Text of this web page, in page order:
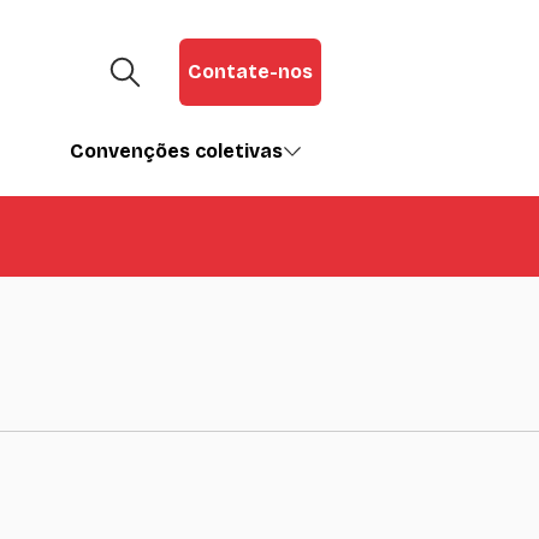
Contate-nos
Convenções coletivas